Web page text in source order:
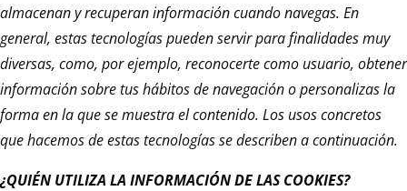
almacenan y recuperan información cuando navegas. En
general, estas tecnologías pueden servir para finalidades muy
diversas, como, por ejemplo, reconocerte como usuario, obtener
información sobre tus hábitos de navegación o personalizas la
forma en la que se muestra el contenido. Los usos concretos
que hacemos de estas tecnologías se describen a continuación.
¿QUIÉN UTILIZA LA INFORMACIÓN DE LAS COOKIES?